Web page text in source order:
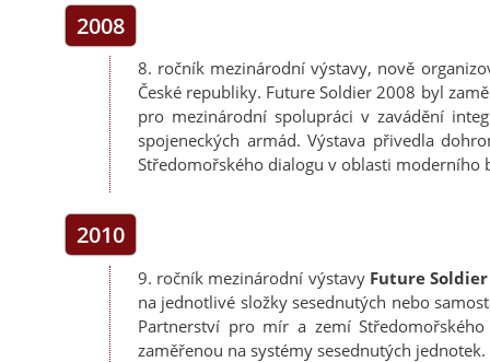
2008
8. ročník mezinárodní výstavy, nově
České republiky. Future Soldier 2008 byl
pro mezinárodní spolupráci v zavádění
spojeneckých armád. Výstava přivedla
Středomořského dialogu v oblasti
2010
9. ročník mezinárodní výstavy Future Soldier
na jednotlivé složky sesednutých nebo
Partnerství pro mír a zemí
zaměřenou na systémy sesednutých jednotek.